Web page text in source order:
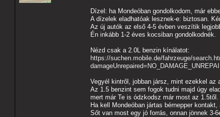
Dízel: ha Mondeóban gondolkodom, már
A dízelek eladhatóak lesznek-e: biztosan.
Az új autók az első 4-5 évben veszítik
Én inkább 1-2 éves kocsiban gondolkodnék.
Nézd csak a 2.0L benzin kínálatot:
https://suchen.mobile.de/fahrzeuge/
Vegyél kintről, jobban jársz, mint ezekkel
Az 1.5 benzint sem fogok tudni majd úgy
mert már Te is ódzkodsz már most az
Ha kell Mondeóban jártas bérnepper
Sőt van most egy jó forrás, onnan jönnek 3-